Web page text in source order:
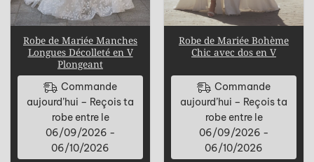
Robe de Mariée Manches
Longues Décolleté en V
Plongeant
Commande
aujourd’hui – Reçois ta
robe entre le
06/09/2026 -
06/10/2026
Robe de Mariée Bohème
Chic avec dos en V
Commande
aujourd’hui – Reçois ta
robe entre le
06/09/2026 -
06/10/2026